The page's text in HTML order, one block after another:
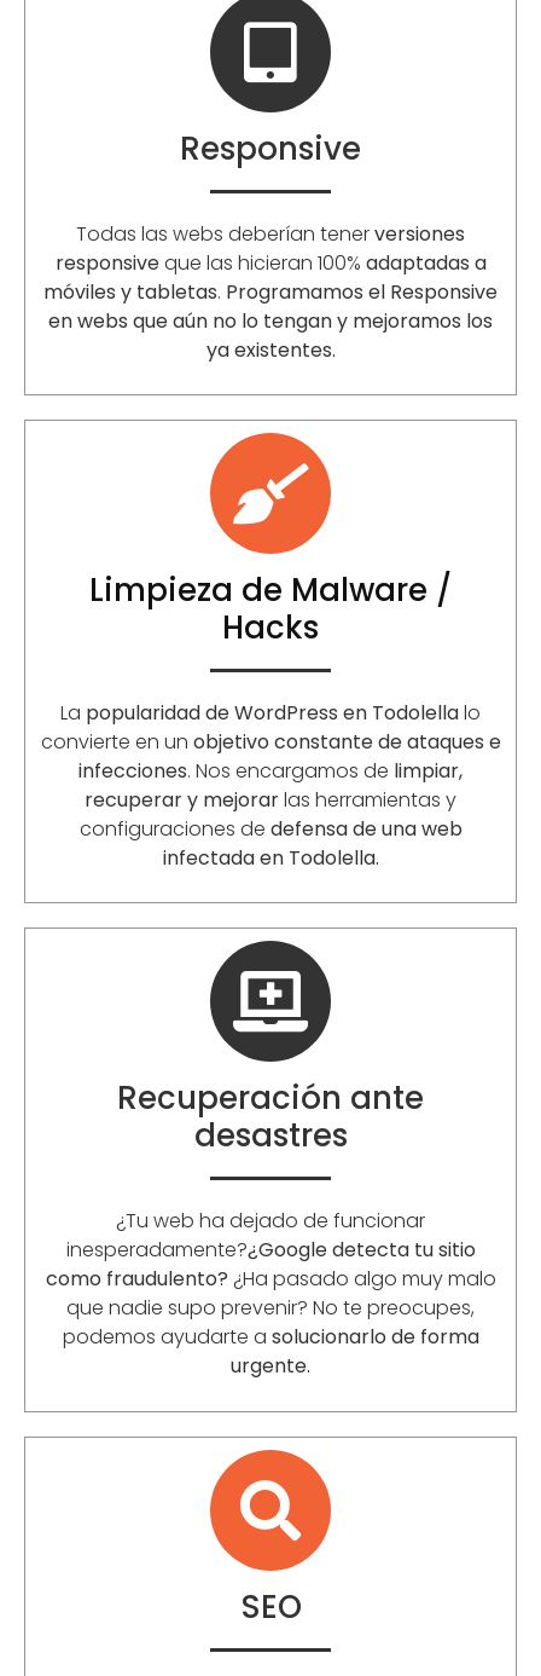
Responsive
Todas las webs deberían tenerversiones
responsiveque las hicieran 100% adaptadas a
móviles y tabletas. Programamos el Responsive
en webs que aún no lo tengan y mejoramos los
ya existentes.
Limpieza de Malware /
Hacks
La popularidad de WordPress en Todolellalo
convierte en un objetivo constante de ataques e
infecciones. Nos encargamos de limpiar,
recuperar y mejorarlas herramientas y
configuraciones de defensa de una web
infectada en Todolella.
Recuperación ante
desastres
¿Tu web ha dejado de funcionar
inesperadamente?¿Google detecta tu sitio
como fraudulento? ¿Ha pasado algo muy malo
que nadie supo prevenir? No te preocupes,
podemos ayudarte a solucionarlo de forma
urgente.
SEO